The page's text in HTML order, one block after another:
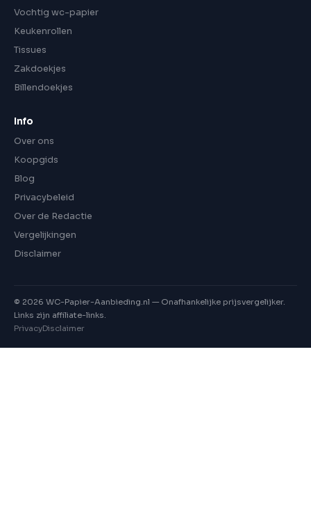
Vochtig wc-papier
Keukenrollen
Tissues
Zakdoekjes
Billendoekjes
Info
Over ons
Koopgids
Blog
Privacybeleid
Over de Redactie
Vergelijkingen
Disclaimer
© 2026 WC-Papier-Aanbieding.nl — Onafhankelijke prijsvergelijker.
Links zijn affiliate-links.
PrivacyDisclaimer